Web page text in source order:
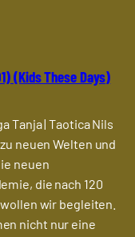
(Kids These Days)
Tanja | Taotica Nils
neuen Welten und
neuen
die nach 120
wir begleiten.
nicht nur eine